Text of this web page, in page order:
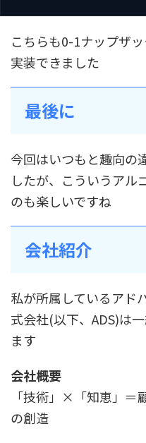
こちらも0-1ナップザ
実装できました
最後に
今回はいつもと趣向の
したが、こういうアル
のも楽しいですね
会社紹介
私が所属しているアド
式会社(以下、ADS)は
ます
会社概要
「技術」×「知恵」＝
の創造